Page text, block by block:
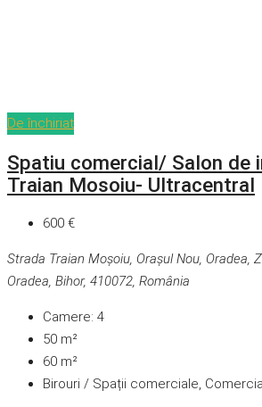
De închiriat
Spatiu comercial/ Salon de
Traian Mosoiu- Ultracentral
600 €
Strada Traian Moșoiu, Orașul Nou, Oradea,
Oradea, Bihor, 410072, România
Camere: 4
50 m²
60 m²
Birouri / Spații comerciale,